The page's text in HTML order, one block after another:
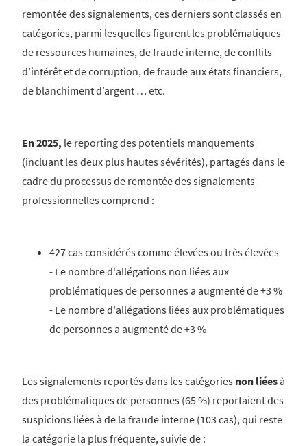
remontée des signalements, ces derniers sont classés en
catégories, parmi lesquelles figurent les problématiques
de ressources humaines, de fraude interne, de conflits
d’intérêt et de corruption, de fraude aux états financiers,
de blanchiment d’argent … etc.
En 2025, le reporting des potentiels manquements
(incluant les deux plus hautes sévérités), partagés dans le
cadre du processus de remontée des signalements
professionnelles comprend :
427 cas considérés comme élevées ou très élevées
- Le nombre d'allégations non liées aux
problématiques de personnes a augmenté de +3 %
- Le nombre d'allégations liées aux problématiques
de personnes a augmenté de +3 %
Les signalements reportés dans les catégories non liéesà
des problématiques de personnes (65 %) reportaient des
suspicions liées à de la fraude interne (103 cas), qui reste
la catégorie la plus fréquente, suivie de :